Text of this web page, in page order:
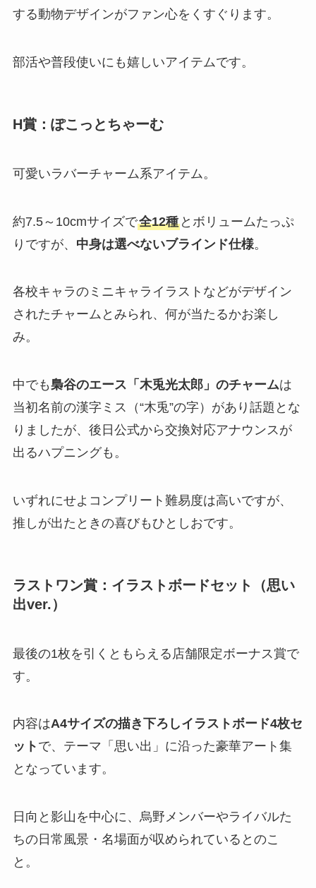
する動物デザインがファン心をくすぐります。
部活や普段使いにも嬉しいアイテムです。
H賞：ぽこっとちゃーむ
可愛いラバーチャーム系アイテム。
約7.5～10cmサイズで全12種とボリュームたっぷ
りですが、 中身は選べないブラインド仕様。
各校キャラのミニキャライラストなどがデザイン
されたチャームとみられ、何が当たるかお楽し
み。
中でも梟谷のエース「木兎光太郎」のチャームは
当初名前の漢字ミス（“木兎”の字）があり話題とな
りましたが、後日公式から交換対応アナウンスが
出るハプニングも。
いずれにせよコンプリート難易度は高いですが、
推しが出たときの喜びもひとしおです。
ラストワン賞：イラストボードセット（思い
出ver.）
最後の1枚を引くともらえる店舗限定ボーナス賞で
す。
内容はA4サイズの描き下ろしイラストボード4枚セ
ット で、テーマ「思い出」に沿った豪華アート集
となっています。
日向と影山を中心に、烏野メンバーやライバルた
ちの日常風景・名場面が収められているとのこ
と。